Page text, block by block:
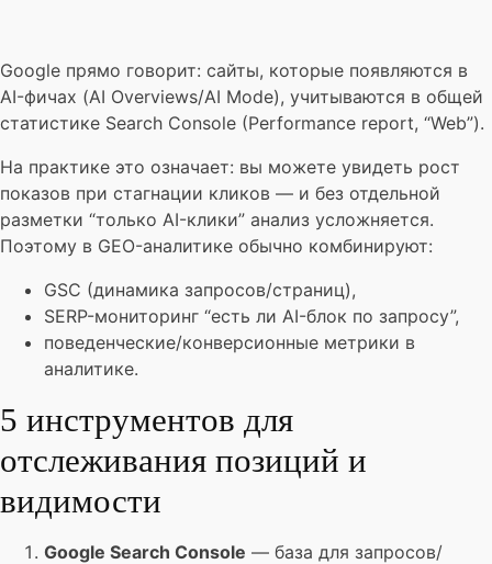
Google прямо говорит: сайты, которые появляются в
AI-фичах (AI Overviews/AI Mode), учитываются в общей
статистике Search Console (Performance report, “Web”).
На практике это означает: вы можете увидеть рост
показов при стагнации кликов — и без отдельной
разметки “только AI-клики” анализ усложняется.
Поэтому в GEO-аналитике обычно комбинируют:
GSC (динамика запросов/страниц),
SERP-мониторинг “есть ли AI-блок по запросу”,
поведенческие/конверсионные метрики в
аналитике.
5 инструментов для
отслеживания позиций и
видимости
Google Search Console — база для запросов/